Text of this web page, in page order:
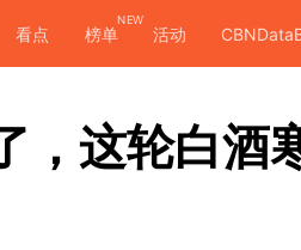
看点 榜单
NEW
活动
，这轮白酒